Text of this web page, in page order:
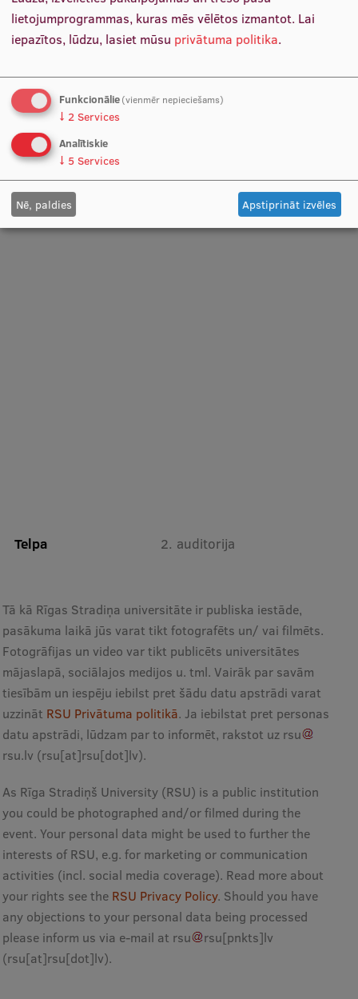
Pētniecības datu pārvaldība
RSU zinātnes portāls
Pētniecības platformas
Doktorantūras skola
Pētniecības pakalpojumi
Pētniecības projekti
Zinātnieku brokastis
EURAXESS RSU kontaktpunkts
Prof. Gundega Jākobsone
Katedras vadītāja, Docētāja
Norises vieta
Telpa 2. auditorija
Tā kā Rīgas Stradiņa universitāte ir publiska iestāde,
pasākuma laikā jūs varat tikt fotografēts un/ vai filmēts.
Fotogrāfijas un video var tikt publicēts universitātes
mājaslapā, sociālajos medijos u. tml. Vairāk par savām
tiesībām un iespēju iebilst pret šādu datu apstrādi varat
uzzināt RSU Privātuma politikā. Ja iebilstat pret personas
datu apstrādi, lūdzam par to informēt, rakstot uz rsu
rsu.lv (rsu[at]rsu[dot]lv).
As Rīga Stradiņš University (RSU) is a public institution
you could be photographed and/or filmed during the
event. Your personal data might be used to further the
interests of RSU, e.g. for marketing or communication
activities (incl. social media coverage). Read more about
your rights see the RSU Privacy Policy. Should you have
any objections to your personal data being processed
please inform us via e-mail at rsu rsu[pnkts]lv
(rsu[at]rsu[dot]lv).
lietojumprogrammas, kuras mēs vēlētos izmantot. Lai
iepazītos, lūdzu, lasiet mūsu privātuma politika.
Funkcionālie(vienmēr nepieciešams)
↓ 2 Services
Analītiskie
↓ 5 Services
Nē, paldies Apstiprināt izvēles